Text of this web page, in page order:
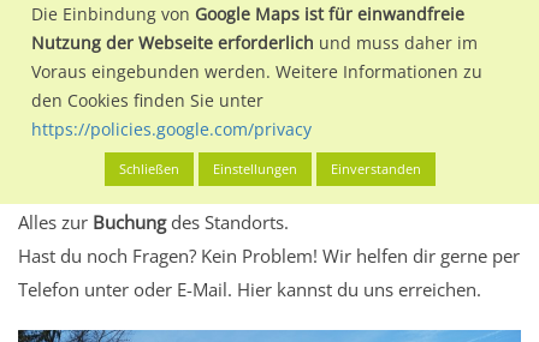
aktuelleStandortinformationenundLeistungswerte. Damit
kannst du dich schon vor der Buchung im Detail über den
Standort, seine Reichweite und Werbewirkung sowie
eventuelle Beschränkungen in den zugelassenen
Werbeinhalten informieren.
Alles klar? Dann findest du direkt im unteren Teil dieser Seite
Alles zur Buchungdes Standorts.
Hast du noch Fragen? Kein Problem! Wir helfen dir gerne per
Telefon unter oder E-Mail. Hier kannst du uns erreichen.
Die Einbindung von Google Maps ist für einwandfreie
Nutzung der Webseite erforderlich und muss daher im
Voraus eingebunden werden. Weitere Informationen zu
den Cookies finden Sie unter
https://policies.google.com/privacy
Schließen Einstellungen Einverstanden